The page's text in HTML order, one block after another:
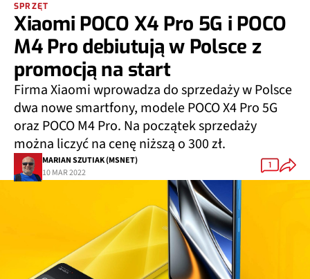
SPRZĘT
Xiaomi POCO X4 Pro 5G i POCO
M4 Pro debiutują w Polsce z
promocją na start
Firma Xiaomi wprowadza do sprzedaży w Polsce
dwa nowe smartfony, modele POCO X4 Pro 5G
oraz POCO M4 Pro. Na początek sprzedaży
można liczyć na cenę niższą o 300 zł.
MARIAN SZUTIAK (MSNET)
10 MAR 2022
1